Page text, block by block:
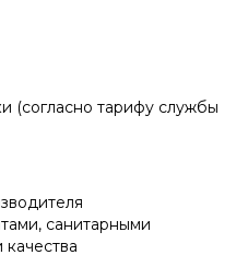
(согласно тарифу службы
санитарными